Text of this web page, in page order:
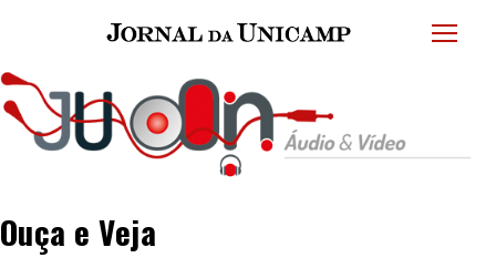
JU
Ouça e Veja